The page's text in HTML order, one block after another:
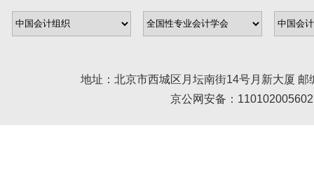
地址：北京市西城区月坛南街14号月新大厦
京公网安备：